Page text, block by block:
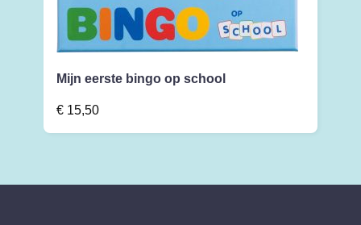
Mijn eerste bingo op school
€ 15,50